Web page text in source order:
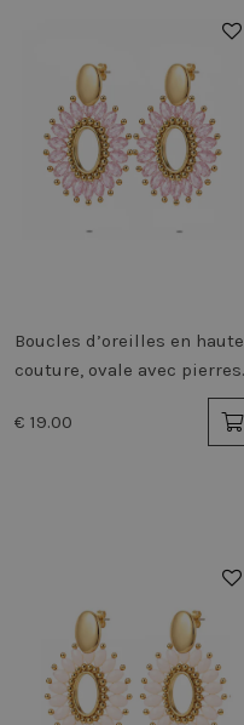
Boucles d’oreilles en haute
couture, ovale avec pierres
€ 19.00